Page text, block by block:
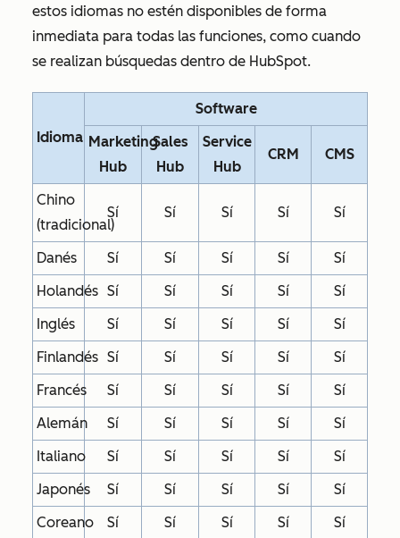
estos idiomas no estén disponibles de forma
inmediata para todas las funciones, como cuando
se realizan búsquedas dentro de HubSpot.
Idioma
Software
Marketing
Hub
Sales
Hub
Service
Hub
CRM CMS
Chino
(tradicional)
Sí Sí Sí Sí Sí
Danés Sí Sí Sí Sí
Sí
Holandés Sí Sí Sí Sí
Sí
Inglés
Sí Sí Sí Sí
Sí
Finlandés Sí Sí Sí Sí
Sí
Francés
Sí Sí Sí Sí
Sí
Alemán
Sí Sí Sí Sí
Sí
Italiano
Sí Sí Sí Sí
Sí
Japonés
Sí Sí Sí Sí
Sí
Coreano
Sí Sí Sí Sí
Sí